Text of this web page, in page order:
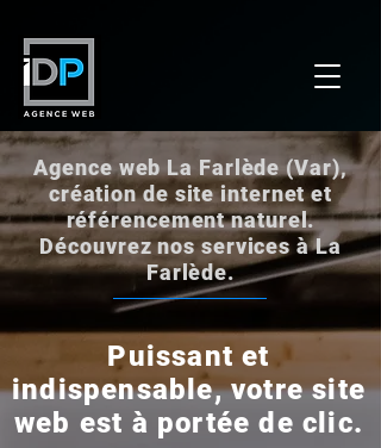
Agence web La Farlède (Var),
création de site internet et
référencement naturel.
Découvrez nos services à La
Farlède.
Puissant et
indispensable, votre site
web est à portée de clic.